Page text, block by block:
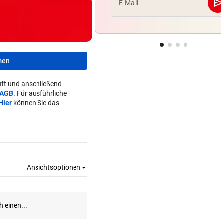
und anschließend
AGB. Für ausführliche
können Sie das
E-Mail